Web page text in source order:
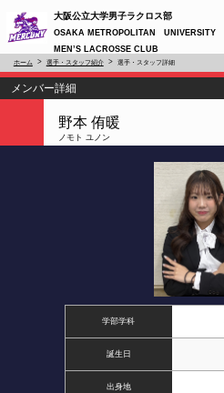
大阪公立大学男子ラクロス部
OSAKA METROPOLITAN UNIVERSITY
MEN’S LACROSSE CLUB
ホーム 選手・スタッフ紹介 選手・スタッフ詳細
メンバー詳細
野本 侑暖
ノモト ユノン
学部学科
誕生日
出身地